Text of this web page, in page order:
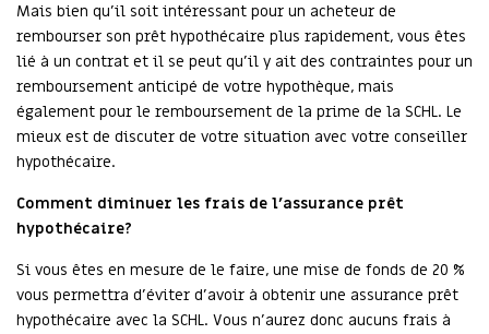
Mais bien qu’il soit intéressant pour un acheteur de
rembourser son prêt hypothécaire plus rapidement, vous êtes
lié à un contrat et il se peut qu’il y ait des contraintes pour un
remboursement anticipé de votre hypothèque, mais
également pour le remboursement de la prime de la SCHL. Le
mieux est de discuter de votre situation avec votre conseiller
hypothécaire.
Comment diminuer les frais de l’assurance prêt
hypothécaire?
Si vous êtes en mesure de le faire, une mise de fonds de 20 %
vous permettra d’éviter d’avoir à obtenir une assurance prêt
hypothécaire avec la SCHL. Vous n’aurez donc aucuns frais à